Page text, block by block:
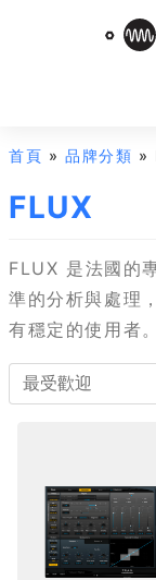
首頁 »品牌分類 »
FLUX
FLUX 是法國的
準的分析與處理
有穩定的使用者。